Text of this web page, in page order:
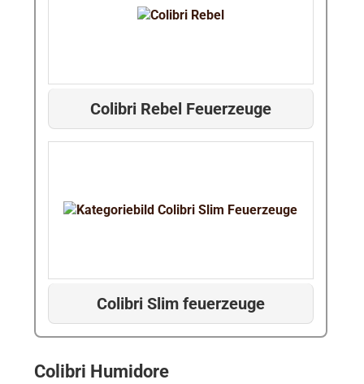
Colibri Rebel Feuerzeuge
Colibri Slim feuerzeuge
Colibri Humidore